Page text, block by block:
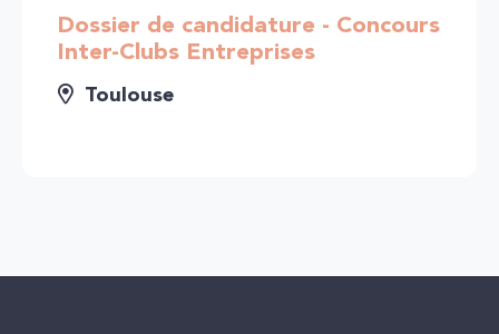
Dossier de candidature - Concours
Inter-Clubs Entreprises
Toulouse